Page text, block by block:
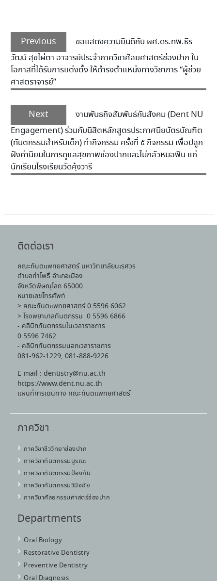
Previous
ขอแสดงความยินดีกับ ผศ.ดร.ทพ.ธีร
วัฒน์ สุขไผ่ตา อาจารย์ประจำภาควิชาศัลยศาสตร์ช่องปาก ใน
โอกาสที่ได้รับการแต่งตั้ง ให้ดำรงตำแหน่งทางวิชาการ “ผู้ช่วย
ศาสตราจารย์”
Next
งานพันธกิจสัมพันธ์กับสังคม (Dent NU
Engagement) ร่วมกับนิสิตหลักสูตรประกาศนียบัตรบัณฑิต
(ทันตกรรมสำหรับเด็ก) ทำกิจกรรม ครั้งที่ ๕ กิจกรรม เพื่อปลูก
ฝังค่านิยมในการดูแลสุขภาพช่องปากและไม่กลัวหมอฟัน แก่
นักเรียนโรงเรียนวัดคุ้งวารี
ติดต่อเรา
คณะทันตแพทยศาสตร์ มหาวิทยาลัยนเรศวร
ตำบลท่าโพธิ์ อำเภอเมือง
จังหวัดพิษณุโลก 65000
หมายเลขโทรศัพท์
> คณะทันตแพทยศาสตร์ 0 5596 6062
> โรงพยาบาลทันตกรรม 0 5596 6866
- คลินิกทันตกรรมในเวลาราชการ
0 5596 7462
- คลินิกทันตกรรมนอกเวลาราชการ
081-962-1229, 081-888-9226
E-mail : dentistry@nu.ac.th
https://www.dent.nu.ac.th
แผนที่การเดินทาง คณะทันตแพทยศาสตร์
ภาควิชา
ภาควิชาชีววิทยาช่องปาก
ภาควิชาทันตกรรมบูรณะ
ภาควิชาทันตกรรมป้องกัน
ภาควิชาทันตกรรมวินิจฉัย
ภาควิชาศัลยกรรมศาสตร์ช่องปาก
Departments
Oral Biology
Restorative Dentistry
Preventive Dentistry
Oral Diagnosis